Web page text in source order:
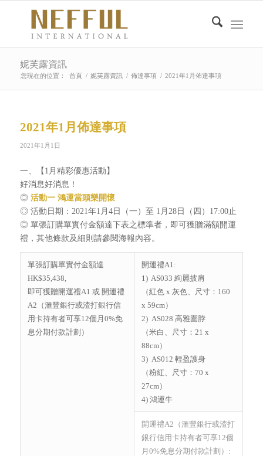
妮芙露資訊
您現在的位置： 首頁 / 妮芙露資訊 / 佈達事項 / 2021年1月佈達事項
2021年1月佈達事項
2021年1月1日
一、【1月精彩優惠活動】
好消息好消息！
◎ 活動一鴻運當頭樂開懷
◎ 活動日期：2021年1月4日（一）至 1月28日（四）17:00止
◎ 單張訂購單實付金額達下表之標準者，即可獲贈滿額開運
禮，其他條款及細則請參閱海報內容。
單張訂購單實付金額達
HK$35,438,
即可獲贈開運禮A1 或 開運禮
A2（滙豐銀行或渣打銀行信
用卡持有者可享12個月0%免
息分期付款計劃）
開運禮A1:
1) AS033 絢麗披肩
（紅色 x 灰色、尺寸：160
x 59cm）
2) AS028 高雅圍脖
（米白、尺寸：21 x
88cm）
3) AS012 輕盈護身
（粉紅、尺寸：70 x
27cm）
4) 鴻運牛
開運禮A2（滙豐銀行或渣打
銀行信用卡持有者可享12個
月0%免息分期付款計劃）: